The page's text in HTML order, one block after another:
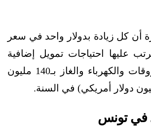
أن كل زيادة بدولار واحد في سعر
عليها احتياجات تمويل إضافية
لمنظومة المحروقات والكهرباء والغاز بـ140 مليون
في تونس